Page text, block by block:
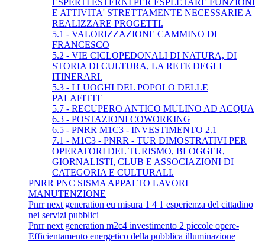
E ATTIVITA' STRETTAMENTE NECESSARIE A
REALIZZARE PROGETTI.
5.1 - VALORIZZAZIONE CAMMINO DI
FRANCESCO
5.2 - VIE CICLOPEDONALI DI NATURA, DI
STORIA DI CULTURA, LA RETE DEGLI
ITINERARI.
5.3 - I LUOGHI DEL POPOLO DELLE
PALAFITTE
5.7 - RECUPERO ANTICO MULINO AD ACQUA
6.3 - POSTAZIONI COWORKING
6.5 - PNRR M1C3 - INVESTIMENTO 2.1
7.1 - M1C3 - PNRR - TUR DIMOSTRATIVI PER
OPERATORI DEL TURISMO, BLOGGER,
GIORNALISTI, CLUB E ASSOCIAZIONI DI
CATEGORIA E CULTURALI.
PNRR PNC SISMA APPALTO LAVORI
MANUTENZIONE
Pnrr next generation eu misura 1 4 1 esperienza del cittadino
nei servizi pubblici
Pnrr next generation m2c4 investimento 2 piccole opere-
Efficientamento energetico della pubblica illuminazione